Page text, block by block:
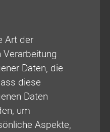
Art der
Daten, die
diese
Daten
um
Aspekte,